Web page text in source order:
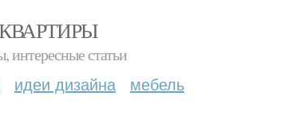
интересные статьи
идеи дизайна мебель